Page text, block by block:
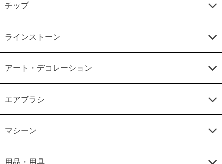
チップ
ラインストーン
アート・デコレーション
エアブラシ
マシーン
用品・用具